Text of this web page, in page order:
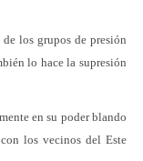
los grupos de presión
lo hace la supresión
en su poder blando
los vecinos del Este